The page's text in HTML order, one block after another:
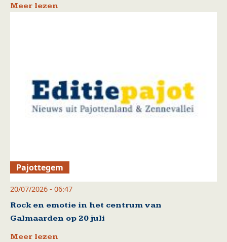
Meer lezen
Pajottegem
20/07/2026 - 06:47
Rock en emotie in het centrum van
Galmaarden op 20 juli
Meer lezen